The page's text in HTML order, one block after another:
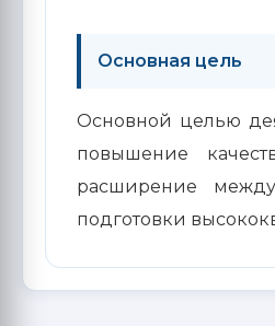
Основная цель
Основной целью
повышение
расширение
подготовки